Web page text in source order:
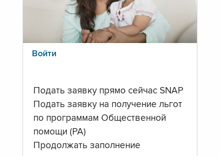
Войти
Подать заявку прямо сейчас SNAP
Подать заявку на получение льгот
по программам Общественной
помощи (PA)
Продолжать заполнение